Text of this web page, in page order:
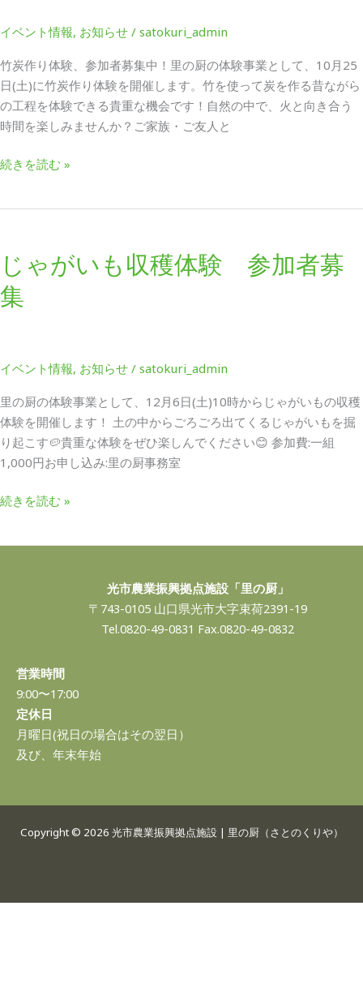
イベント情報, お知らせ / satokuri_admin
竹炭作り体験、参加者募集中！里の厨の体験事業として、10月25
日(土)に竹炭作り体験を開催します。竹を使って炭を作る昔ながら
の工程を体験できる貴重な機会です！自然の中で、火と向き合う
時間を楽しみませんか？ご家族・ご友人と
参
者
募
集
中！
続きを読む »
じゃがいも収穫体験 参加者募
集
イベント情報, お知らせ / satokuri_admin
里の厨の体験事業として、12月6日(土)10時からじゃがいもの収穫
体験を開催します！ 土の中からごろごろ出てくるじゃがいもを掘
り起こす🥔貴重な体験をぜひ楽しんでください😊 参加費:一組
1,000円お申し込み:里の厨事務室
が
い
も
体
参
加
者
募
続きを読む »
光市農業振興拠点施設「里の厨」
〒743-0105 山口県光市大字束荷2391-19
Tel.0820-49-0831 Fax.0820-49-0832
営業時間
9:00〜17:00
定休日
月曜日(祝日の場合はその翌日）
及び、年末年始
Copyright © 2026 光市農業振興拠点施設 | 里の厨（さとのくりや）